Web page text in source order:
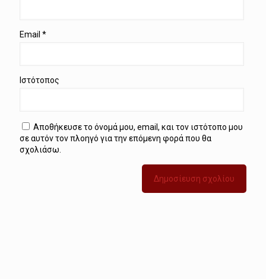
Email *
Ιστότοπος
Αποθήκευσε το όνομά μου, email, και τον ιστότοπο μου
σε αυτόν τον πλοηγό για την επόμενη φορά που θα
σχολιάσω.